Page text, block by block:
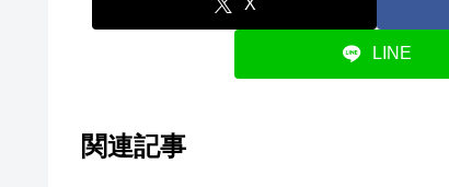
X
LINE
関連記事